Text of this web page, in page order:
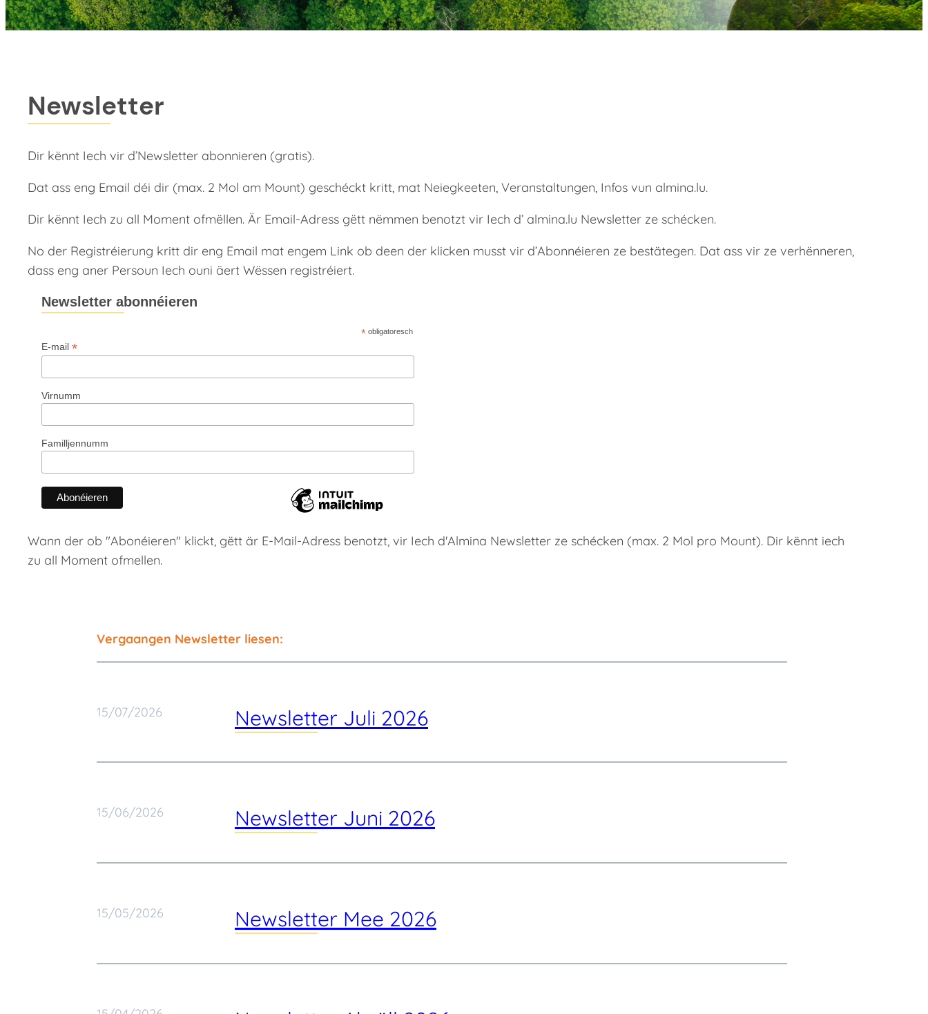
Newsletter
Dir kënnt Iech vir d’Newsletter abonnieren (gratis).
Dat ass eng Email déi dir (max. 2 Mol am Mount) geschéckt kritt, mat Neiegkeeten, Veranstaltungen, Infos vun almina.lu.
Dir kënnt Iech zu all Moment ofmëllen. Är Email-Adress gëtt nëmmen benotzt vir Iech d’ almina.lu Newsletter ze schécken.
No der Registréierung kritt dir eng Email mat engem Link ob deen der klicken musst vir d’Abonnéieren ze bestätegen. Dat ass vir ze verhënneren,
dass eng aner Persoun Iech ouni äert Wëssen registréiert.
Newsletter abonnéieren
*obligatoresch
E-mail *
Virnumm
Familljennumm
Wann der ob "Abonéieren" klickt, gëtt är E-Mail-Adress benotzt, vir Iech d'Almina Newsletter ze schécken (max. 2 Mol pro Mount). Dir kënnt iech
zu all Moment ofmellen.
Vergaangen Newsletter liesen:
15/07/2026 Newsletter Juli 2026
15/06/2026 Newsletter Juni 2026
15/05/2026 Newsletter Mee 2026